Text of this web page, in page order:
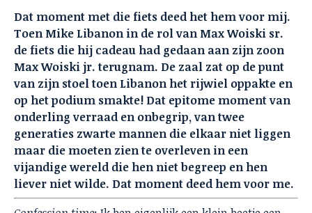
Dat moment met die fiets deed het hem voor mij.
Toen Mike Libanon in de rol van Max Woiski sr.
de fiets die hij cadeau had gedaan aan zijn zoon
Max Woiski jr. terugnam. De zaal zat op de punt
van zijn stoel toen Libanon het rijwiel oppakte en
op het podium smakte! Dat epitome moment van
onderling verraad en onbegrip, van twee
generaties zwarte mannen die elkaar niet liggen
maar die moeten zien te overleven in een
vijandige wereld die hen niet begreep en hen
liever niet wilde. Dat moment deed hem voor me.